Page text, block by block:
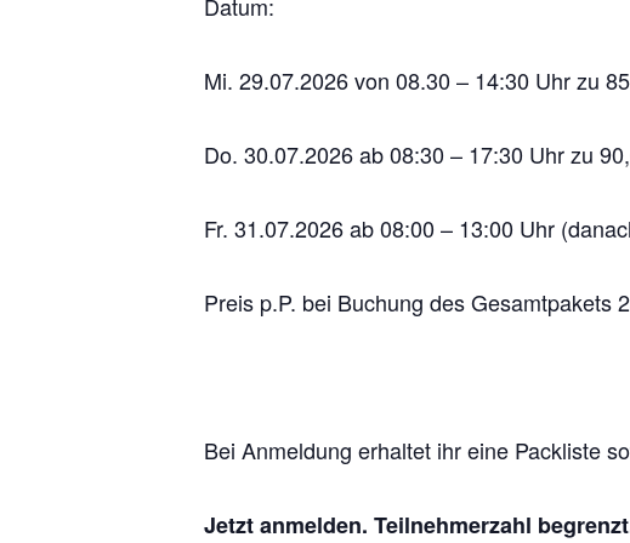
Mi. 29.07.2026 von 08.30 – 14:30 Uhr zu
Do. 30.07.2026 ab 08:30 – 17:30 Uhr zu
Fr. 31.07.2026 ab 08:00 – 13:00 Uhr
Preis p.P. bei Buchung des Gesamtpakets
Bei Anmeldung erhaltet ihr eine Packliste
Jetzt anmelden. Teilnehmerzahl